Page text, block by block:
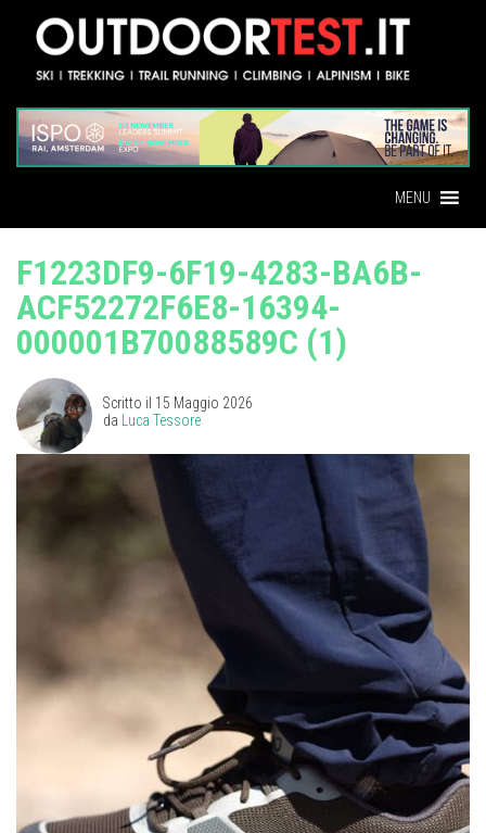
MENU
F1223DF9-6F19-4283-BA6B-
ACF52272F6E8-16394-
000001B70088589C (1)
Scritto il 15 Maggio 2026
da
Luca Tessore